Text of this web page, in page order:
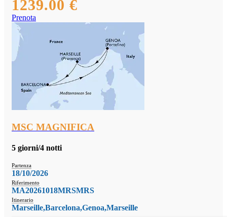
1239.00 €
Prenota
MSC MAGNIFICA
5 giorni/4 notti
Partenza
18/10/2026
Riferimento
MA20261018MRSMRS
Itinerario
Marseille,Barcelona,Genoa,Marseille